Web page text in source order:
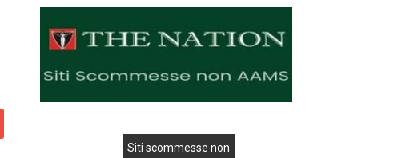
Siti scommesse non